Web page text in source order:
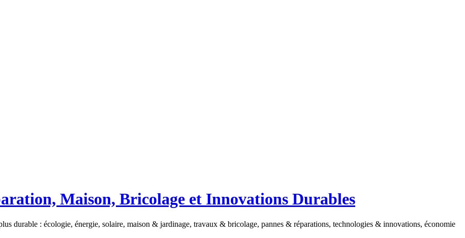
Maison, Bricolage et Innovations Durables
durable : écologie, énergie, solaire, maison & jardinage, travaux & bricolage, pannes & réparations, technologies & innovations, économie